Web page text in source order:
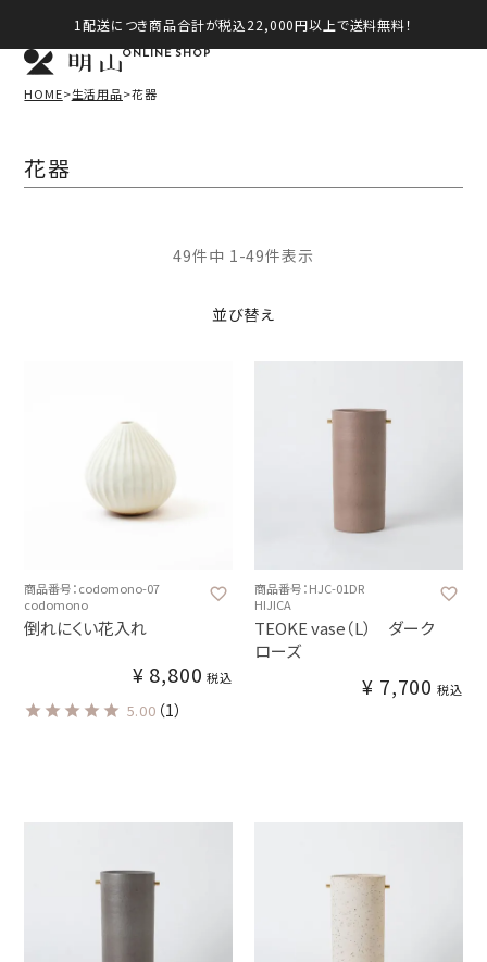
1配送につき商品合計が税込22,000円以上で送料無料！
ONLINE SHOP
HOME 生活用品 花器
花器
並び替え
49件中 1 -49件表示
商品番号：codomono-07
codomono
倒れにくい花入れ
¥ 8,800 税込
5.00 （1）
商品番号：HJC-01DR
HIJICA
TEOKE vase（L） ダーク
ローズ
¥ 7,700 税込